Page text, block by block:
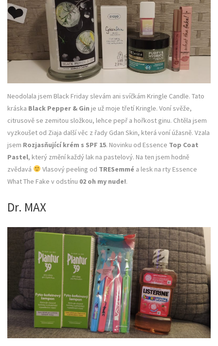
Neodolala jsem Black Friday slevám ani svíčkám Kringle Candle. Tato
kráska Black Pepper & Gin je už moje třetí Kringle. Voní svěže,
citrusově se zemitou složkou, lehce pepř a hořkost ginu. Chtěla jsem
vyzkoušet od Ziaja další věc z řady Gdan Skin, která voní úžasně. Vzala
jsem Rozjasňující krém s SPF 15. Novinku od Essence Top Coat
Pastel, který změní každý lak na pastelový. Na ten jsem hodně
zvědavá
Vlasový peeling od TRESemmé a lesk na rty Essence
What The Fake v odstínu 02 oh my nude!.
Dr. MAX